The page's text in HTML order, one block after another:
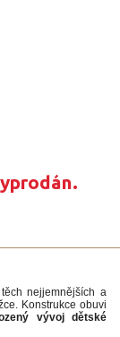
nejjemnějších a
Konstrukce obuvi
vývoj dětské